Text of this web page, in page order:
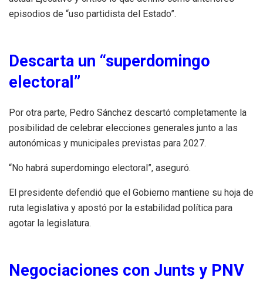
episodios de “uso partidista del Estado”.
Descarta un “superdomingo
electoral”
Por otra parte, Pedro Sánchez descartó completamente la
posibilidad de celebrar elecciones generales junto a las
autonómicas y municipales previstas para 2027.
“No habrá superdomingo electoral”, aseguró.
El presidente defendió que el Gobierno mantiene su hoja de
ruta legislativa y apostó por la estabilidad política para
agotar la legislatura.
Negociaciones con Junts y PNV